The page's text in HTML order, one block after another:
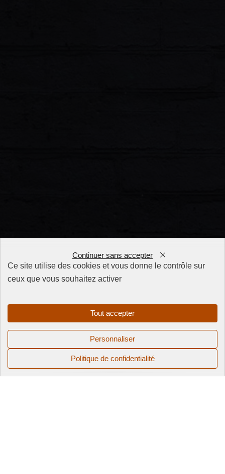
Mentions
légales
Politique de
confidentialité
Ce site utilise des cookies et vous donne le contrôle sur
ceux que vous souhaitez activer
Tout accepter
Continuer sans accepter
Personnaliser
Politique de confidentialité